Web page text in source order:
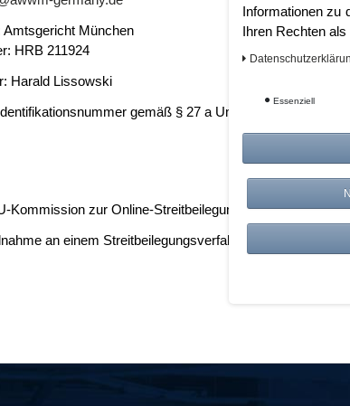
Amtsgericht München
HRB 211924
Harald Lissowski
gemäß § 27 a Umsatzsteuergesetz:
Kommission zur Online-Streitbeilegung:
https://
an einem Streitbeilegungsverfahren vor einer
Informationen zu
Ihren Rechten
Essenziell